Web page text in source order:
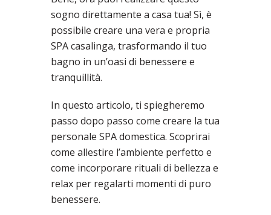
sogno direttamente a casa tua! Sì, è
possibile creare una vera e propria
SPA casalinga, trasformando il tuo
bagno in un’oasi di benessere e
tranquillità.
In questo articolo, ti spiegheremo
passo dopo passo come creare la tua
personale SPA domestica. Scoprirai
come allestire l’ambiente perfetto e
come incorporare rituali di bellezza e
relax per regalarti momenti di puro
benessere.